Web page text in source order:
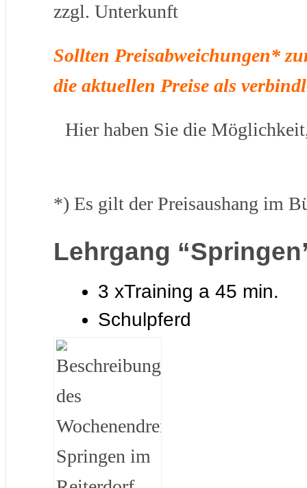
zzgl. Unterkunft
Sollten Preisabweichungen*
die aktuellen Preise als
Hier haben Sie die
*) Es gilt der Preisaushang im
Lehrgang
3 xTraining a 45 min.
Schulpferd